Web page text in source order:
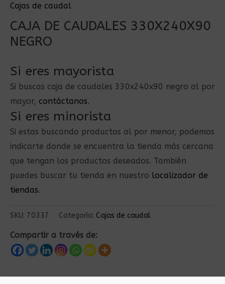
Cajas de caudal
CAJA DE CAUDALES 330X240X90
NEGRO
Si eres mayorista
Si buscas caja de caudales 330x240x90 negro al por
mayor, contáctanos.
Si eres minorista
Si estas buscando productos al por menor, podemos
indicarte donde se encuentra la tienda más cercana
que tengan los productos deseados. También
puedes buscar tu tienda en nuestro localizador de
tiendas.
SKU: 70337 Categoría: Cajas de caudal
Compartir a través de: